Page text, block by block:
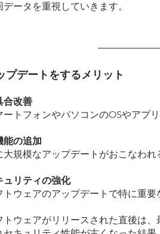
データを重視していきます。
プデートをするメリット
合改善
ートフォンやパソコンのOSやアプ
能の追加
大規模なアップデートがおこなわれ
ュリティの強化
トウェアのアップデートで特に重
トウェアがリリースされた直後は